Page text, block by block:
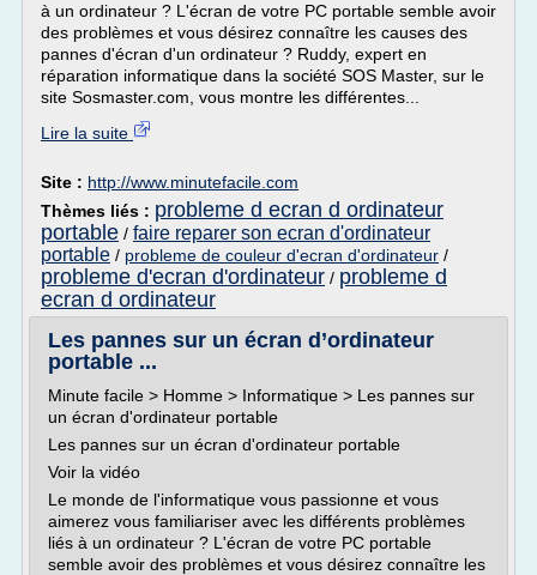
à un ordinateur ? L'écran de votre PC portable semble avoir
des problèmes et vous désirez connaître les causes des
pannes d'écran d'un ordinateur ? Ruddy, expert en
réparation informatique dans la société SOS Master, sur le
site Sosmaster.com, vous montre les différentes...
Lire la suite
Site : http://www.minutefacile.com
Thèmes liés : probleme d ecran d ordinateur
portable / faire reparer son ecran d'ordinateur
portable / probleme de couleur d'ecran d'ordinateur /
probleme d'ecran d'ordinateur / probleme d
ecran d ordinateur
Les pannes sur un écran d’ordinateur
portable ...
Minute facile > Homme > Informatique > Les pannes sur
un écran d'ordinateur portable
Les pannes sur un écran d'ordinateur portable
Voir la vidéo
Le monde de l'informatique vous passionne et vous
aimerez vous familiariser avec les différents problèmes
liés à un ordinateur ? L'écran de votre PC portable
semble avoir des problèmes et vous désirez connaître les